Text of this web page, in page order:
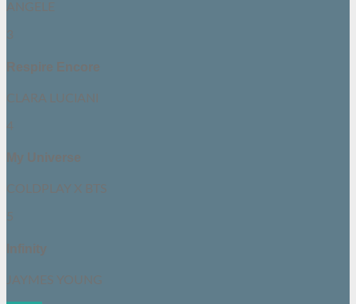
ANGELE
3
Respire Encore
CLARA LUCIANI
4
My Universe
COLDPLAY X BTS
5
Infinity
JAYMES YOUNG